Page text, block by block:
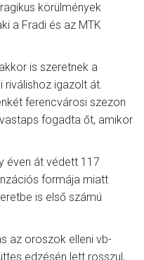
körülmények
a Fradi és az MTK
is szeretnek a
riválishoz igazolt át.
ferencvárosi szezon
fogadta őt, amikor
éven át védett 117
formája miatt
is első számú
az oroszok elleni vb-
edzésén lett rosszul,